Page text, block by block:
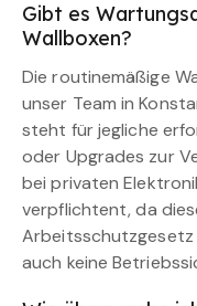
Gibt es
Wallboxen?
Die routinemäßige
unser Team in
steht für jegliche
oder Upgrades zur
bei privaten
verpflichtent, da
auch keine